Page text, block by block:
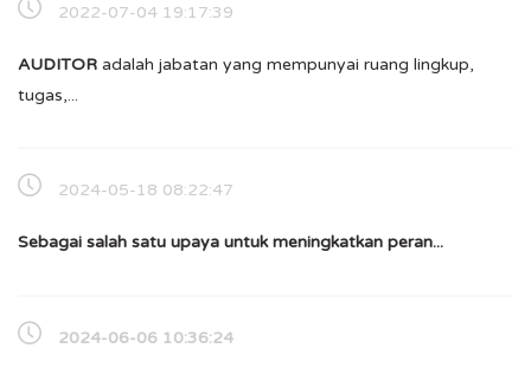
2022-07-04 19:17:39
AUDITOR adalah jabatan yang mempunyai ruang lingkup,
tugas,...
2024-05-18 08:22:47
Sebagai salah satu upaya untuk meningkatkan peran...
2024-06-06 10:36:24